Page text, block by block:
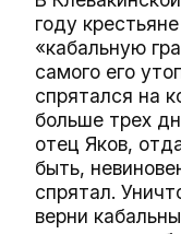
году
«кабальную
самого его
спрятался на
больше трех
отец Яков,
быть,
спрятал.
верни